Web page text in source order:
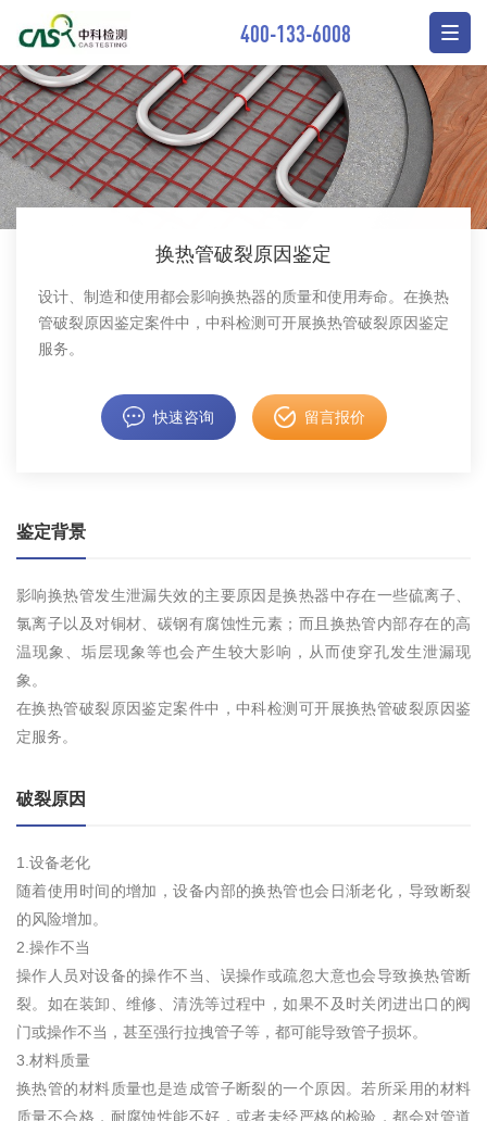
400-133-6008
换热管破裂原因鉴定
设计、制造和使用都会影响换热器的质量和使用寿命。在换热
管破裂原因鉴定案件中，中科检测可开展换热管破裂原因鉴定
服务。
快速咨询 留言报价
鉴定背景
影响换热管发生泄漏失效的主要原因是换热器中存在一些硫离子、
氯离子以及对铜材、碳钢有腐蚀性元素；而且换热管内部存在的高
温现象、垢层现象等也会产生较大影响，从而使穿孔发生泄漏现
象。
在换热管破裂原因鉴定案件中，中科检测可开展换热管破裂原因鉴
定服务。
破裂原因
1.设备老化
随着使用时间的增加，设备内部的换热管也会日渐老化，导致断裂
的风险增加。
2.操作不当
操作人员对设备的操作不当、误操作或疏忽大意也会导致换热管断
裂。如在装卸、维修、清洗等过程中，如果不及时关闭进出口的阀
门或操作不当，甚至强行拉拽管子等，都可能导致管子损坏。
3.材料质量
换热管的材料质量也是造成管子断裂的一个原因。若所采用的材料
质量不合格，耐腐蚀性能不好，或者未经严格的检验，都会对管道